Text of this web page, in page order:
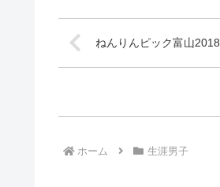
ねんりんピック富山2018
ホーム 生涯男子